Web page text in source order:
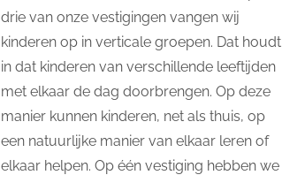
drie van onze vestigingen vangen wij
kinderen op in verticale groepen. Dat houdt
in dat kinderen van verschillende leeftijden
met elkaar de dag doorbrengen. Op deze
manier kunnen kinderen, net als thuis, op
een natuurlijke manier van elkaar leren of
elkaar helpen. Op één vestiging hebben we